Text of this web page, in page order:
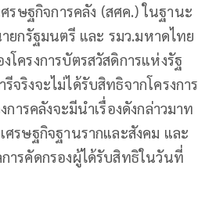
รษฐกิจการคลัง (สศค.) ในฐานะ
กรัฐมนตรี และ รมว.มหาดไทย
ครงการบัตรสวัสดิการแห่งรัฐ
ริงจะไม่ได้รับสิทธิจากโครงการ
ารคลังจะมีนำเรื่องดังกล่าวมาท
รษฐกิจฐานรากและสังคม และ
ารคัดกรองผู้ได้รับสิทธิในวันที่